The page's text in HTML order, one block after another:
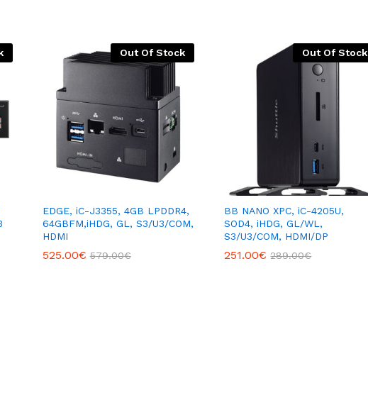
Out Of Stock
EDGE, iC-J3355, 4GB LPDDR4,
64GBFM,iHDG, GL, S3/U3/COM,
HDMI
525.00€ 579.00€
Out Of Stock
BB NANO XPC, iC-4205U,
SOD4, iHDG, GL/WL,
S3/U3/COM, HDMI/DP
251.00€ 289.00€